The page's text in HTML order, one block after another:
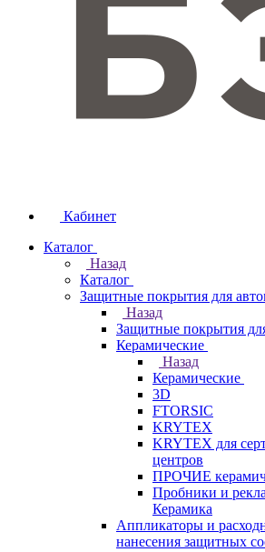
Кабинет
Каталог
Назад
Каталог
Защитные покрытия для
Назад
Защитные покрытия
Керамические
Назад
Керамические
3D
FTORSIC
KRYTEX
KRYTEX для
центров
ПРОЧИЕ
Пробники и
Керамика
Аппликаторы и
нанесения защитных